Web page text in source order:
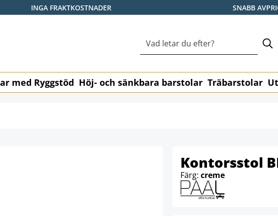
INGA FRAKTKOSTNADER SNABB
med Ryggstöd Höj- och sänkbara barstolar Träbarstolar
Kontorsstol
Färg: creme